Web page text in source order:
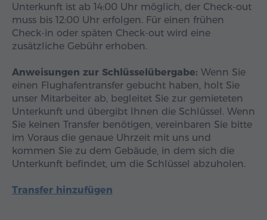
Unterkunft ist ab 14:00 Uhr möglich, der Check-out
muss bis 12:00 Uhr erfolgen. Für einen frühen
Check-in oder späten Check-out wird eine
zusätzliche Gebühr erhoben.
Anweisungen zur Schlüsselübergabe: Wenn Sie
einen Flughafentransfer gebucht haben, holt Sie
unser Mitarbeiter ab, begleitet Sie zur gemieteten
Unterkunft und übergibt Ihnen die Schlüssel. Wenn
Sie keinen Transfer benötigen, vereinbaren Sie bitte
im Voraus die genaue Uhrzeit mit uns und
kommen Sie zu dem Gebäude, in dem sich die
Unterkunft befindet, um die Schlüssel abzuholen.
Transfer hinzufügen